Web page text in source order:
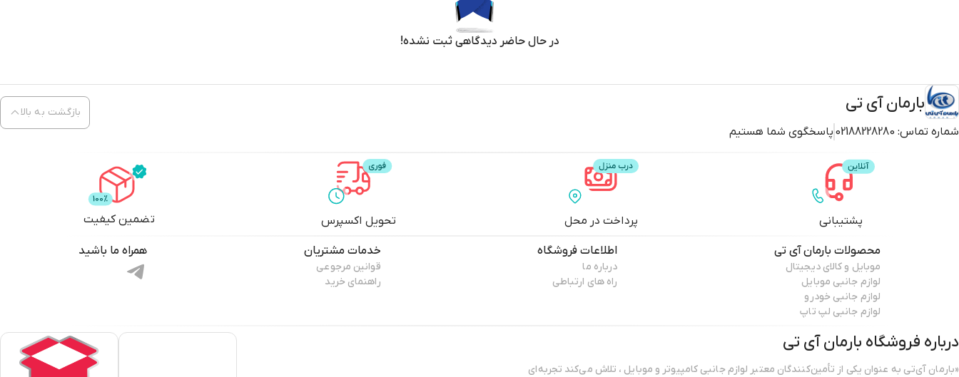
در حال حاضر دیدگاهی ثبت نشده!
بارمان آی تی
شماره تماس: 02188228280 پاسخگوی شما هستیم
بازگشت به بالا
پشتیبانی پرداخت در محل تحویل اکسپرس تضمین کیفیت
محصولات بارمان آی تی
موبایل و کالای دیجیتال
لوازم جانبی موبایل
لوازم جانبی خودرو
لوازم جانبی لپ تاپ
اطلاعات فروشگاه
درباره ما
راه های ارتباطی
خدمات مشتریان
قوانین مرجوعی
راهنمای خرید
همراه ما باشید
درباره فروشگاه بارمان آی تی
«بارمان آی‌تی به عنوان یکی از تأمین‌کنندگان معتبر لوازم جانبی کامپیوتر و موبایل ، تلاش می‌کند تجربه‌ای